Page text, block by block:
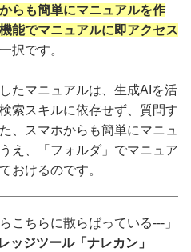
らも簡単にマニュアルを作
能でマニュアルに即アクセス
一択です。
たマニュアルは、生成AIを活
索スキルに依存せず、質問す
、スマホからも簡単にマニュ
え、「フォルダ」でマニュア
おけるのです。
こちらに散らばっている---」
ッジツール「ナレカン」